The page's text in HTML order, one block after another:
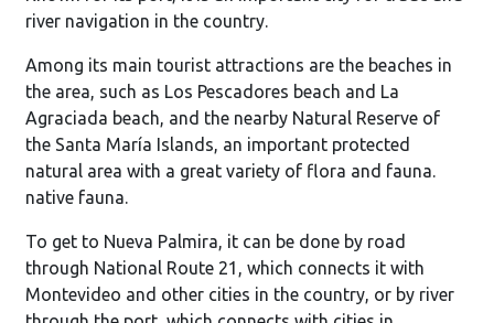
river navigation in the country.
Among its main tourist attractions are the beaches in
the area, such as Los Pescadores beach and La
Agraciada beach, and the nearby Natural Reserve of
the Santa María Islands, an important protected
natural area with a great variety of flora and fauna.
native fauna.
To get to Nueva Palmira, it can be done by road
through National Route 21, which connects it with
Montevideo and other cities in the country, or by river